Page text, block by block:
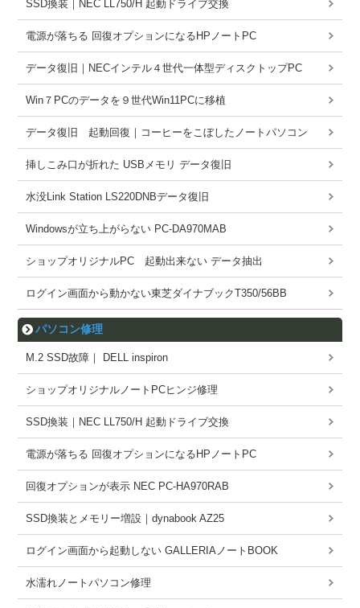
SSD換装｜NEC LL750/H 起動ドライブ交換
電源が落ちる 回復オプションになるHPノートPC
データ復旧｜NECインテル４世代一体型ディスクトップPC
Win７PCのデータを９世代Win11PCに移植
データ復旧 起動回復｜コーヒーをこぼしたノートパソコン
挿しこみ口が折れた USBメモリ データ復旧
水没Link Station LS220DNBデータ復旧
Windowsが立ち上がらない PC-DA970MAB
ショップオリジナルPC 起動出来ない データ抽出
ログイン画面から動かない東芝ダイナブックT350/56BB
パソコン修理
M.2 SSD故障｜ DELL inspiron
ショップオリジナルノートPCヒンジ修理
SSD換装｜NEC LL750/H 起動ドライブ交換
電源が落ちる 回復オプションになるHPノートPC
回復オプションが表示 NEC PC-HA970RAB
SSD換装とメモリー増設｜dynabook AZ25
ログイン画面から起動しない GALLERIAノートBOOK
水濡れノートパソコン修理